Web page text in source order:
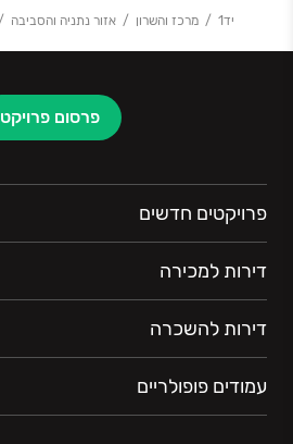
יד1 מרכז והשרון אזור נתניה והסביבה
פרסום פרויקט
פרויקטים חדשים
דירות למכירה
דירות להשכרה
עמודים פופולריים